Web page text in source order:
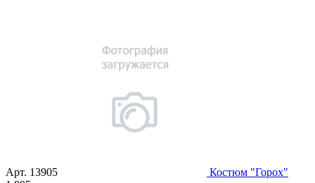
Арт. 13905
Костюм "Горох"